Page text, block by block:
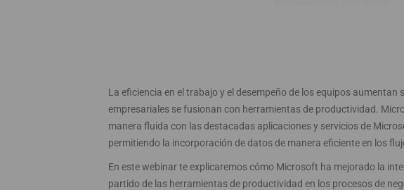
La eficiencia en el trabajo y el desempeño de los equipos
empresariales se fusionan con herramientas de productividad.
manera fluida con las destacadas aplicaciones y servicios de
permitiendo la incorporación de datos de manera eficiente en los
En este webinar te explicaremos cómo Microsoft ha mejorado la
partido de las herramientas de productividad en los procesos de